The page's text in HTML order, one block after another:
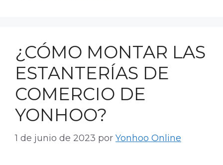
¿CÓMO MONTAR LAS
ESTANTERÍAS DE
COMERCIO DE
YONHOO?
1 de junio de 2023 por Yonhoo Online